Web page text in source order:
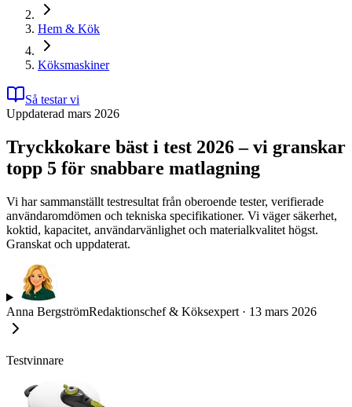
Hem & Kök
Köksmaskiner
Så testar vi
Uppdaterad mars 2026
Tryckkokare bäst i test 2026 – vi granskar
topp 5 för snabbare matlagning
Vi har sammanställt testresultat från oberoende tester, verifierade
användaromdömen och tekniska specifikationer. Vi väger säkerhet,
koktid, kapacitet, användarvänlighet och materialkvalitet högst.
Granskat och uppdaterat.
Anna BergströmRedaktionschef & Köksexpert · 13 mars 2026
Testvinnare